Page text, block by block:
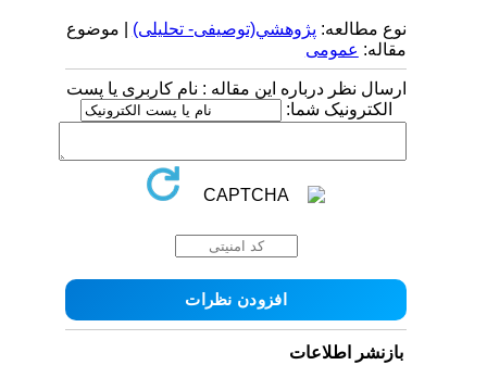
نوع مطالعه:پژوهشي(توصیفی- تحلیلی) | موضوع
مقاله:عمومى
ارسال نظر درباره این مقاله : نام کاربری یا پست
الکترونیک شما:
بازنشر اطلاعات